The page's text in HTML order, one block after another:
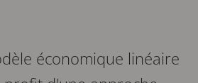
économique linéaire